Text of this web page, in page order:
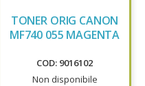
TONER ORIG CANON
MF740 055 MAGENTA
COD: 9016102
Non disponibile